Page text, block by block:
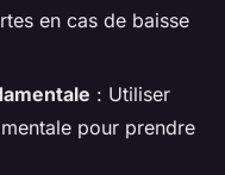
en cas de baisse
: Utiliser
pour prendre